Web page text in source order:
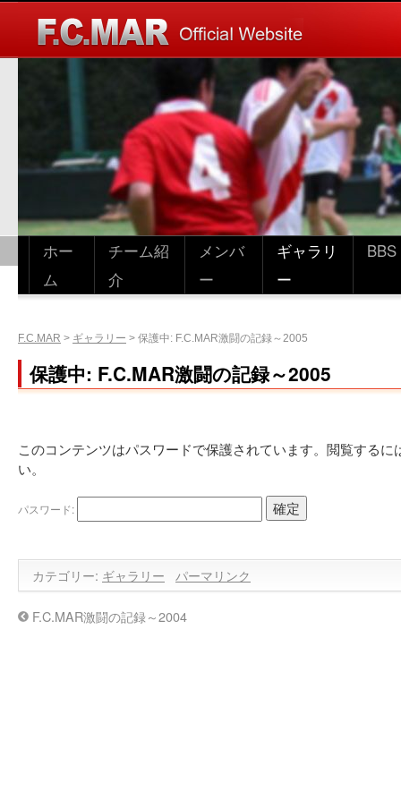
ホー
ム
チーム紹
介
メンバ
ー
ギャラリ
ー
BBS
F.C.MAR > ギャラリー > 保護中: F.C.MAR激闘の記録～2005
保護中: F.C.MAR激闘の記録～2005
このコンテンツはパスワードで保護されています。閲覧する
い。
パスワード:
カテゴリー: ギャラリー パーマリンク
F.C.MAR激闘の記録～2004